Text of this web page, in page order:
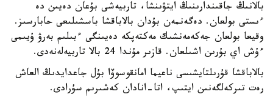
بالانىڭ جاقىندارىنىڭ ايتۋىنشا، تاربيەشى بۇعان دەيىن دە
ءىستى بولعان. دەگەنمەن بۇدان بالاباقشا باسشىلىعى حابارسىز.
وقيعا بولعان جەكەمەنشىك مەكتەپكە دەيىنگى ءبىلىم بەرۋ ۇيىمى
ءۇش اي بۇرىن اشىلعان. قازىر مۇندا 24 بالا تاربيەلەنەدى.
بالاباقشا قۇرىلتايشىسى ناعيما امانقوسوۆا بۇل جاعدايدىڭ العاش
رەت تىركەلگەنىن ايتىپ، اتا-انادان كەشىرىم سۇرادى.